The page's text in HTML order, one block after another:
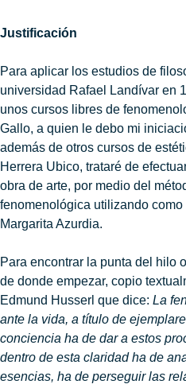
Justificación
Para aplicar los estudios de
universidad Rafael Landívar en
unos cursos libres de
Gallo, a quien le debo mi
además de otros cursos de
Herrera Ubico, trataré de
obra de arte, por medio del
fenomenológica utilizando
Margarita Azurdia.
Para encontrar la punta del hilo
de donde empezar, copio
Edmund Husserl que dice: La
ante la vida, a título de
conciencia ha de dar a estos
dentro de esta claridad ha de
esencias, ha de perseguir las